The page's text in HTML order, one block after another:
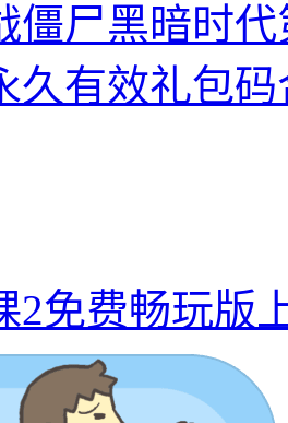
僵尸黑暗时
久有效礼包码
2免费畅玩版